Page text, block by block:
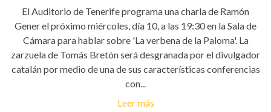
El Auditorio de Tenerife programa una charla de Ramón
Gener el próximo miércoles, día 10, a las 19:30 en la Sala de
Cámara para hablar sobre 'La verbena de la Paloma'. La
zarzuela de Tomás Bretón será desgranada por el divulgador
catalán por medio de una de sus características conferencias
con...
Leer más